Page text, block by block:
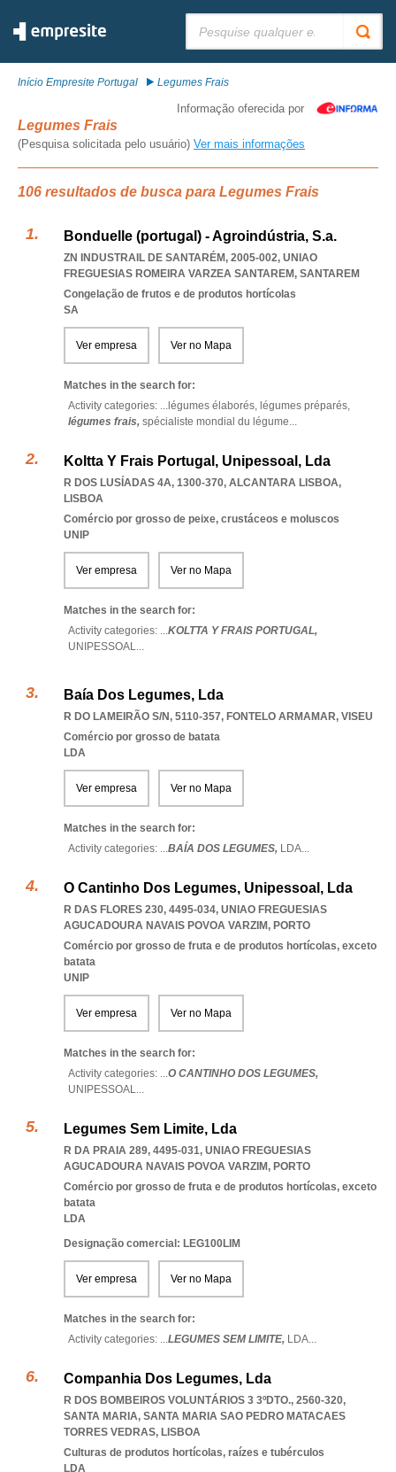
Início Empresite Portugal Legumes Frais
Informação oferecida por
Legumes Frais
(Pesquisa solicitada pelo usuário) Ver mais informações
106 resultados de busca para Legumes Frais
Bonduelle (portugal) - Agroindústria, S.a.
ZN INDUSTRAIL DE SANTARÉM, 2005-002, UNIAO
FREGUESIAS ROMEIRA VARZEA SANTAREM, SANTAREM
Congelação de frutos e de produtos hortícolas
SA
Ver empresa Ver no Mapa
Matches in the search for:
Activity categories: ... légumes élaborés, légumes préparés,
légumes frais, spécialiste mondial du légume...
Koltta Y Frais Portugal, Unipessoal, Lda
R DOS LUSÍADAS 4A, 1300-370, ALCANTARA LISBOA,
LISBOA
Comércio por grosso de peixe, crustáceos e moluscos
UNIP
Ver empresa Ver no Mapa
Matches in the search for:
Activity categories: ...KOLTTA Y FRAIS PORTUGAL,
UNIPESSOAL...
Baía Dos Legumes, Lda
R DO LAMEIRÃO S/N, 5110-357, FONTELO ARMAMAR, VISEU
Comércio por grosso de batata
LDA
Ver empresa Ver no Mapa
Matches in the search for:
Activity categories: ...BAÍA DOS LEGUMES, LDA...
O Cantinho Dos Legumes, Unipessoal, Lda
R DAS FLORES 230, 4495-034, UNIAO FREGUESIAS
AGUCADOURA NAVAIS POVOA VARZIM, PORTO
Comércio por grosso de fruta e de produtos hortícolas, exceto
batata
UNIP
Ver empresa Ver no Mapa
Matches in the search for:
Activity categories: ...O CANTINHO DOS LEGUMES,
UNIPESSOAL...
Legumes Sem Limite, Lda
R DA PRAIA 289, 4495-031, UNIAO FREGUESIAS
AGUCADOURA NAVAIS POVOA VARZIM, PORTO
Comércio por grosso de fruta e de produtos hortícolas, exceto
batata
LDA
Designação comercial: LEG100LIM
Ver empresa Ver no Mapa
Matches in the search for:
Activity categories: ...LEGUMES SEM LIMITE, LDA...
Companhia Dos Legumes, Lda
R DOS BOMBEIROS VOLUNTÁRIOS 3 3ºDTO., 2560-320,
SANTA MARIA, SANTA MARIA SAO PEDRO MATACAES
TORRES VEDRAS, LISBOA
Culturas de produtos hortícolas, raízes e tubérculos
LDA